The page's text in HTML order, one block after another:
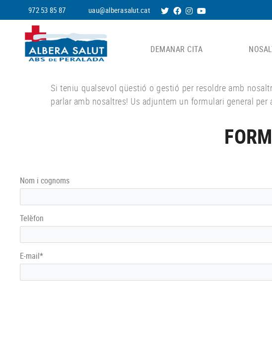
972 53 85 87 uau@alberasalut.cat
DEMANAR CITA
Si teniu qualsevol qüestió o gestió per resoldre amb
parlar amb nosaltres! Us adjuntem un formulari general
Nom i cognoms
Telèfon
E-mail*